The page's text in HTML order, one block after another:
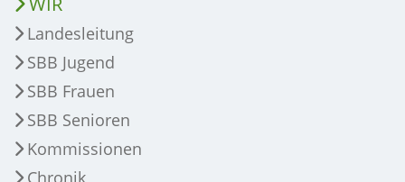
Landesleitung
SBB Jugend
SBB Frauen
SBB Senioren
Kommissionen